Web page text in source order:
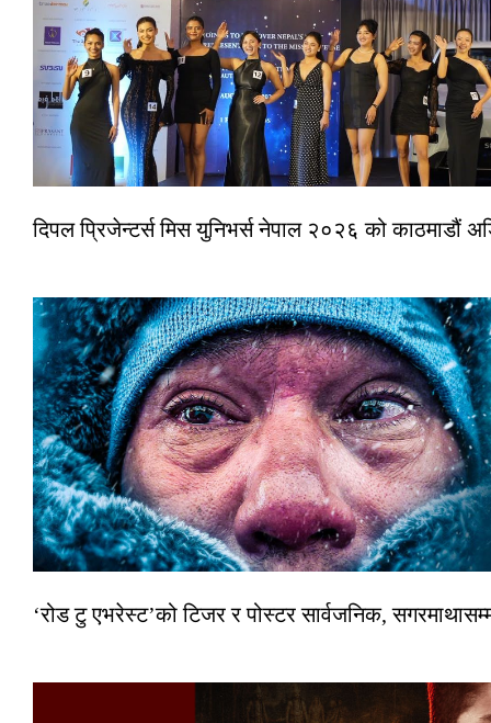
दिपल प्रिजेन्टर्स मिस युनिभर्स नेपाल २०२६ को काठमाडौं
‘रोड टु एभरेस्ट’को टिजर र पोस्टर सार्वजनिक,